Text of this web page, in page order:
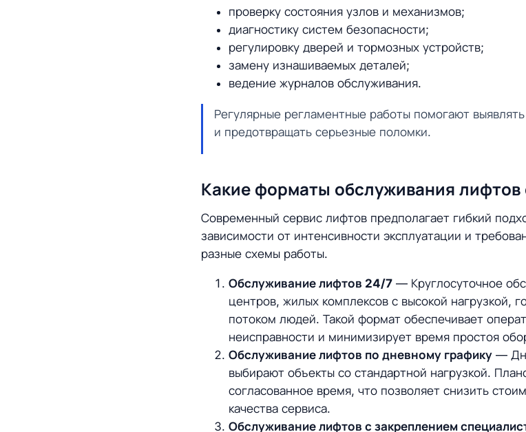
проверку состояния узлов и механизмов;
диагностику систем безопасности;
регулировку дверей и тормозных устройств;
замену изнашиваемых деталей;
ведение журналов обслуживания.
Регулярные регламентные работы помогают
и предотвращать серьезные поломки.
Какие форматы обслуживания лифтов
Современный сервис лифтов предполагает гибкий
зависимости от интенсивности эксплуатации и
разные схемы работы.
Обслуживание лифтов 24/7 — Круглосуточное
центров, жилых комплексов с высокой нагрузкой,
потоком людей. Такой формат обеспечивает
неисправности и минимизирует время простоя
Обслуживание лифтов по дневному графику —
выбирают объекты со стандартной нагрузкой.
согласованное время, что позволяет снизить
качества сервиса.
Обслуживание лифтов с закреплением